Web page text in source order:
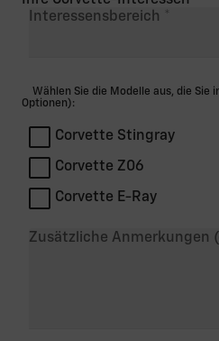
Interessensbereich
Wählen Sie die Modelle aus, die Sie
Optionen):
Corvette Stingray
Corvette Z06
Corvette E-Ray
Zusätzliche Anmerkungen